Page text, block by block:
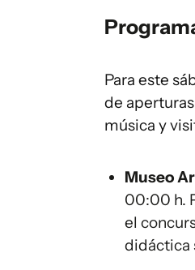
Para este
de
música y
Museo
00:00 h.
el
didáctica